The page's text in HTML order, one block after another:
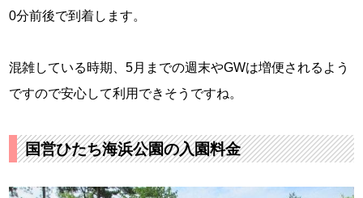
0分前後で到着します。
混雑している時期、5月までの週末やGWは増便されるよう
ですので安心して利用できそうですね。
国営ひたち海浜公園の入園料金